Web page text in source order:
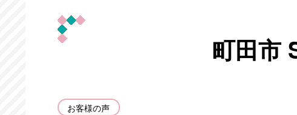
町田市
お客様の声